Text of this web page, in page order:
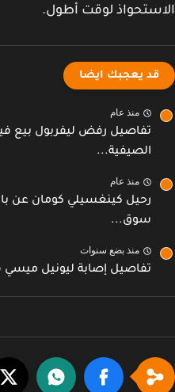
لوقت أطول.
قد يعجبك ايضا
منذ عام
تفاصيل رفض ليفربول بيع
الصيفية...
منذ عام
رحيل كينغسيلي كومان عن
سوق...
منذ بضع سنوات
تفاصيل إصابة ليونيل ميسي